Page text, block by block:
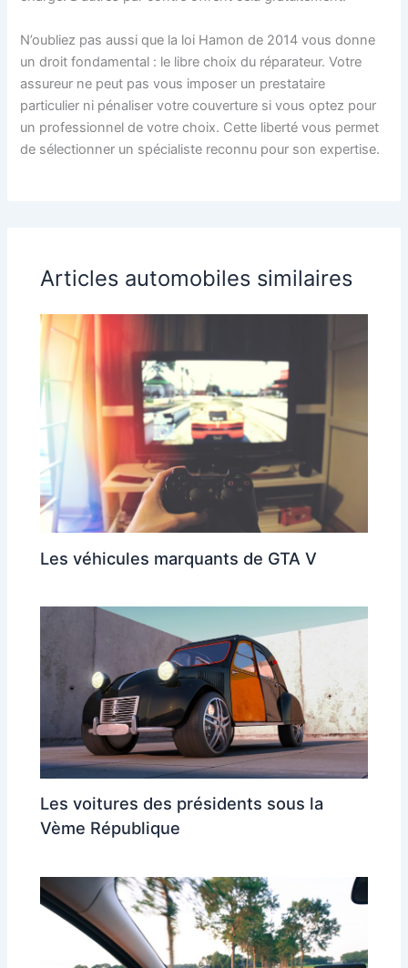
N’oubliez pas aussi que la loi Hamon de 2014 vous donne
un droit fondamental : le libre choix du réparateur. Votre
assureur ne peut pas vous imposer un prestataire
particulier ni pénaliser votre couverture si vous optez pour
un professionnel de votre choix. Cette liberté vous permet
de sélectionner un spécialiste reconnu pour son expertise.
Articles automobiles similaires
Les véhicules marquants de GTA V
Les voitures des présidents sous la
Vème République